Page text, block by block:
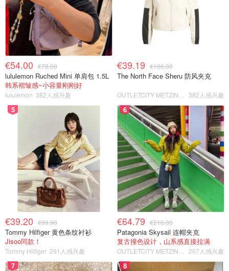
€54.00 €78.00
lululemon Ruched Mini 单肩包 1.5L
韩系褶皱感~小容量刚刚好
lululemon 382人感兴趣
€39.19 €100.00
The North Face Sheru 防风夹克
382人感兴趣
5
€39.20 €99.90
Tommy Hilfiger 黄色条纹衬衫
Jisoo同款！
Tommy Hilfiger 291人感兴趣
6
€64.79 €210.00
Patagonia Skysail 连帽夹克
复古撞色设计，山系感直接拉满
207人感兴趣
7 8